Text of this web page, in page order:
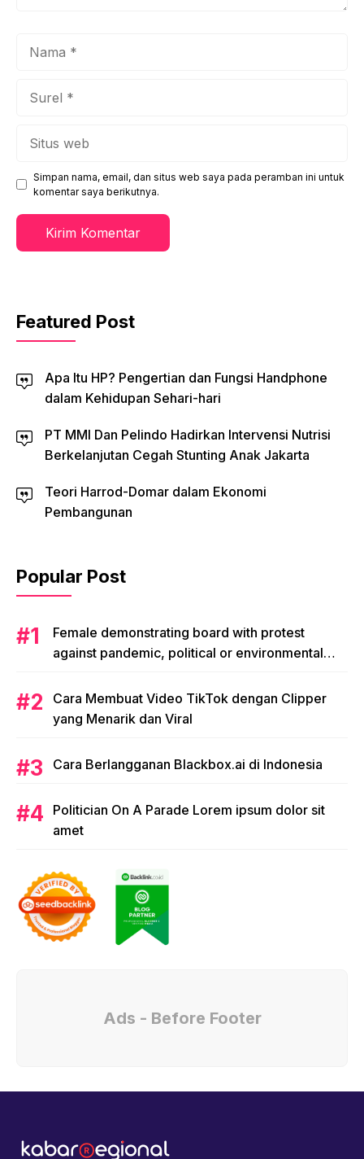
Simpan nama, email, dan situs web saya pada peramban ini untuk
komentar saya berikutnya.
Featured Post
Apa Itu HP? Pengertian dan Fungsi Handphone
dalam Kehidupan Sehari-hari
PT MMI Dan Pelindo Hadirkan Intervensi Nutrisi
Berkelanjutan Cegah Stunting Anak Jakarta
Teori Harrod-Domar dalam Ekonomi
Pembangunan
Popular Post
Female demonstrating board with protest
against pandemic, political or environmental
Cara Membuat Video TikTok dengan Clipper
yang Menarik dan Viral
Cara Berlangganan Blackbox.ai di Indonesia
Politician On A Parade Lorem ipsum dolor sit
amet
Ads - Before Footer